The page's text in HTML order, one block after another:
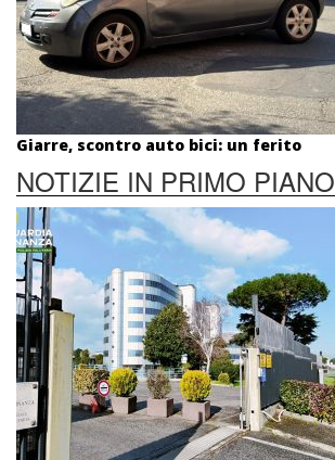
Giarre, scontro auto bici: un ferito
NOTIZIE IN PRIMO PIANO